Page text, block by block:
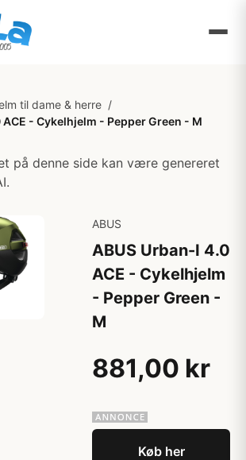
til dame & herre /
- Cykelhjelm - Pepper Green - M
på denne side kan være genereret
ABUS
ABUS Urban-I 4.0
ACE - Cykelhjelm
- Pepper Green -
M
881,00 kr
Køb her